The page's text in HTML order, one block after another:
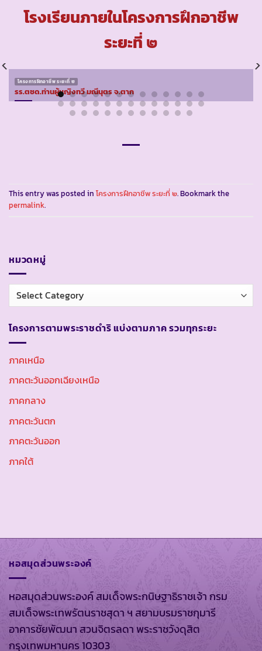
โรงเรียนภายในโครงการฝึกอาชีพ
ระยะที่ ๒
โครงการฝึกอาชีพ ระยะที่ ๒
รร.ตชด.ท่านผู้หญิงทวี มณีนุตร จ.ตาก
This entry was posted in โครงการฝึกอาชีพ ระยะที่ ๒. Bookmark the
permalink.
หมวดหมู่
หมวด
หมู่
โครงการตามพระราชดำริ แบ่งตามภาค รวมทุกระยะ
ภาคเหนือ
ภาคตะวันออกเฉียงเหนือ
ภาคกลาง
ภาคตะวันตก
ภาคตะวันออก
ภาคใต้
หอสมุดส่วนพระองค์
หอสมุดส่วนพระองค์ สมเด็จพระกนิษฐาธิราชเจ้า กรม
สมเด็จพระเทพรัตนราชสุดา ฯ สยามบรมราชกุมารี
อาคารชัยพัฒนา สวนจิตรลดา พระราชวังดุสิต
กรุงเทพมหานคร 10303